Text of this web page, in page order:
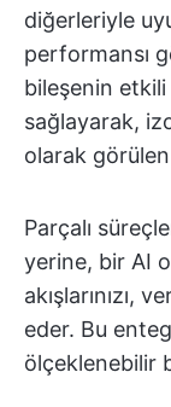
diğerleriyle
performansı
bileşenin etkili
sağlayarak,
olarak
Parçalı
yerine, bir AI
akışlarınızı,
eder. Bu
ölçeklenebilir